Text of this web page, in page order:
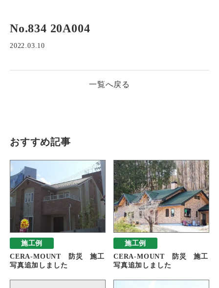
企業情報
会社概要
採用情報
先輩社員の声
お問い合わせ プライバシーポリシー サイトマップ
No.834 20A004
2022.03.10
一覧へ戻る
おすすめ記事
施工例
CERA-MOUNT 防災 施工
写真追加しました
施工例
CERA-MOUNT 防災 施工
写真追加しました